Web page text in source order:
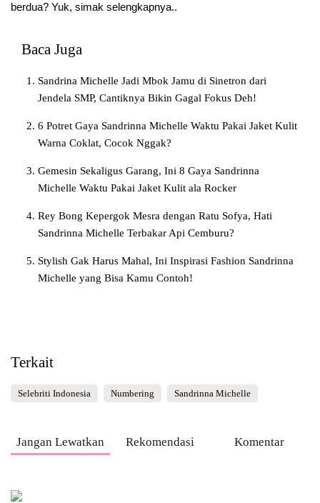
berdua? Yuk, simak selengkapnya..
Baca Juga
Sandrina Michelle Jadi Mbok Jamu di Sinetron dari
Jendela SMP, Cantiknya Bikin Gagal Fokus Deh!
6 Potret Gaya Sandrinna Michelle Waktu Pakai Jaket Kulit
Warna Coklat, Cocok Nggak?
Gemesin Sekaligus Garang, Ini 8 Gaya Sandrinna
Michelle Waktu Pakai Jaket Kulit ala Rocker
Rey Bong Kepergok Mesra dengan Ratu Sofya, Hati
Sandrinna Michelle Terbakar Api Cemburu?
Stylish Gak Harus Mahal, Ini Inspirasi Fashion Sandrinna
Michelle yang Bisa Kamu Contoh!
Terkait
Selebriti Indonesia Numbering Sandrinna Michelle
Jangan Lewatkan Rekomendasi Komentar